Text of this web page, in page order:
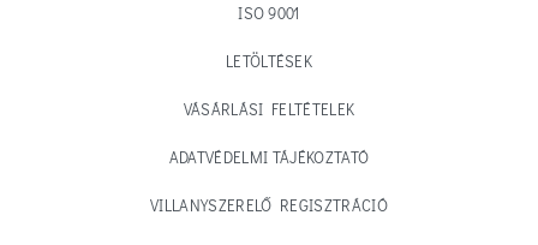
ISO 9001
LETÖLTÉSEK
VÁSÁRLÁSI FELTÉTELEK
ADATVÉDELMI TÁJÉKOZTATÓ
VILLANYSZERELŐ REGISZTRÁCIÓ